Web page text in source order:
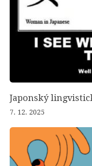
Japonský
7. 12. 2025